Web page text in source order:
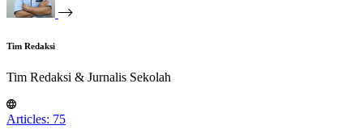
Tim Redaksi
Tim Redaksi & Jurnalis Sekolah
Articles: 75